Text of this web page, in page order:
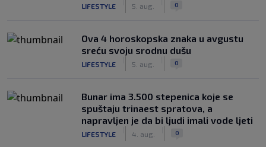
LIFESTYLE 5. aug. 0
Ova 4 horoskopska znaka u avgustu
sreću svoju srodnu dušu
LIFESTYLE 5. aug. 0
Bunar imа 3.500 stepenica koje se
spuštaju trinaest spratova, a
napravljen je da bi ljudi imali vode ljeti
LIFESTYLE 4. aug. 0